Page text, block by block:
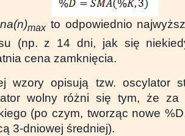
maxto odpowiednio
(np. z 14 dni, jak się
cena zamknięcia.
wzory opisują tzw. oscylator
wolny różni się tym, że
(po czym, tworząc nowe
3-dniowej średniej).